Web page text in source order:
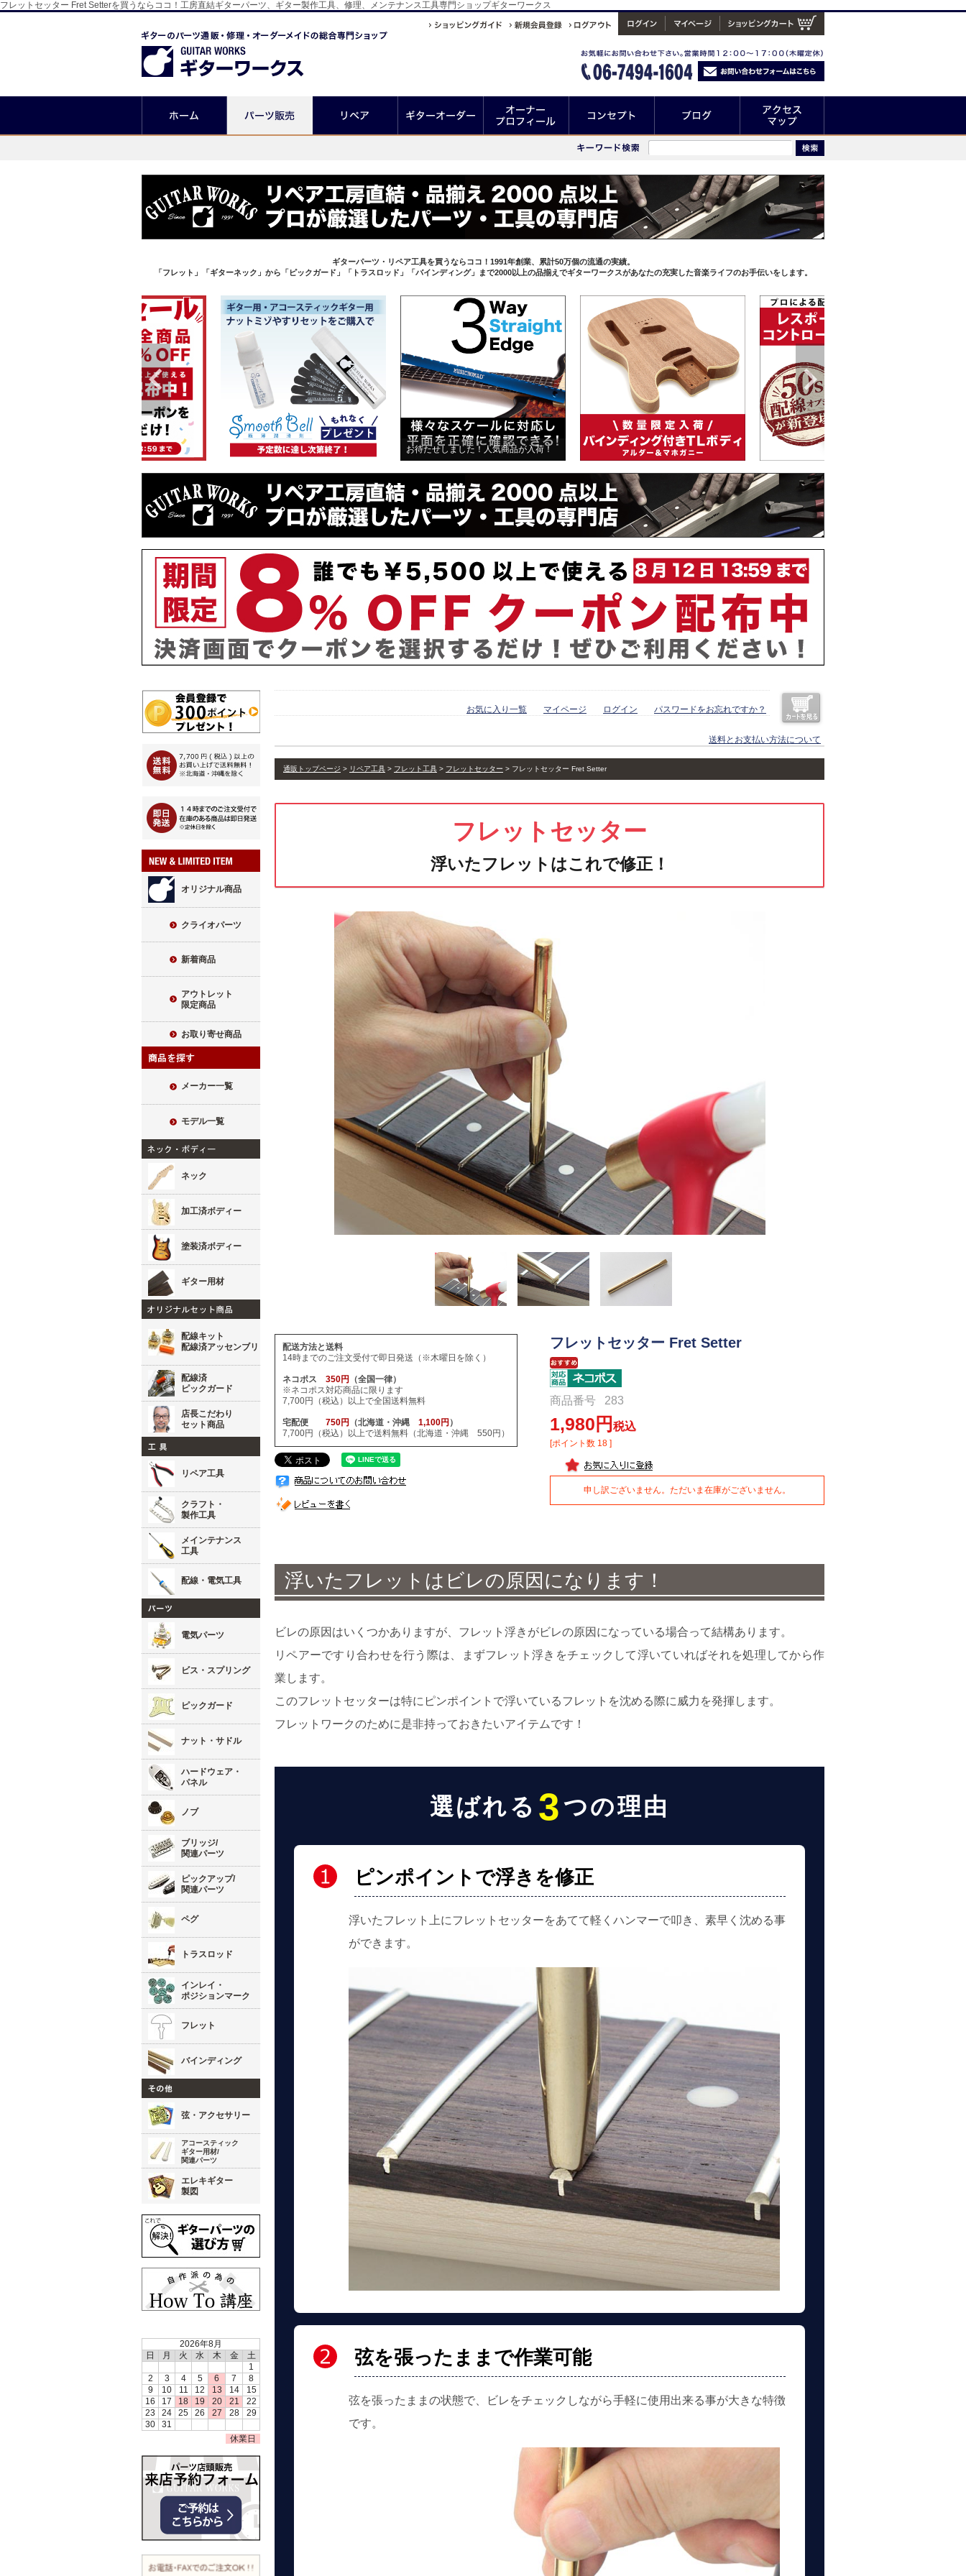
フレットセッター Fret Setterを買うならココ！工房直結ギターパーツ、ギター製作工具、修理、メンテナンス工具専門ショップギターワークス
ギターパーツ・リペア工具を買うならココ！1991年創業、累計50万個の流通の実績。
「フレット」「ギターネック」から「ピックガード」「トラスロッド」「バインディング」まで2000以上の品揃えでギターワークスがあなたの充実した音楽ライフのお手伝いをします。
お待たせしました！人気商品が入荷！
オリジナル商品
クライオパーツ
新着商品
アウトレット
限定商品
お取り寄せ商品
メーカー一覧
モデル一覧
ネック
加工済ボディー
塗装済ボディー
ギター用材
配線キット
配線済アッセンブリ
配線済
ピックガード
店長こだわり
セット商品
リペア工具
クラフト・
製作工具
メインテナンス
工具
配線・電気工具
電気パーツ
ビス・スプリング
ピックガード
ナット・サドル
ハードウェア・
パネル
ノブ
ブリッジ/
関連パーツ
ピックアップ/
関連パーツ
ペグ
トラスロッド
インレイ・
ポジションマーク
フレット
バインディング
弦・アクセサリー
アコースティック
ギター用材/
関連パーツ
エレキギター
製図
2026年8月
日
月 火 水 木 金
土
1
2
3 4 5 6 7
8
9
10 11 12 13 14
15
16
17 18 19 20 21
22
23
24 25 26 27 28
29
30
31
休業日
お気に入り一覧 マイページ ログイン パスワードをお忘れですか？
送料とお支払い方法について
通販トップページ リペア工具 フレット工具 フレットセッター フレットセッター Fret Setter
フレットセッター
浮いたフレットはこれで修正！
配送方法と送料
14時までのご注文受付で即日発送（※木曜日を除く）
ネコポス 350円
（全国一律）
※ネコポス対応商品に限ります
7,700円（税込）以上で全国送料無料
宅配便 750円 （北海道・沖縄 1,100円 ）
7,700円（税込）以上で送料無料（北海道・沖縄 550円）
フレットセッター Fret Setter
商品番号 283
1,980 税込
[ポイント数 18 ]
申し訳ございません。ただいま在庫がございません。
浮いたフレットはビレの原因になります！
ビレの原因はいくつかありますが、フレット浮きがビレの原因になっている場合って結構あります。
リペアーですり合わせを行う際は、まずフレット浮きをチェックして浮いていればそれを処理してから作
業します。
このフレットセッターは特にピンポイントで浮いているフレットを沈める際に威力を発揮します。
フレットワークのために是非持っておきたいアイテムです！
選ばれる 3つの理由
ピンポイントで浮きを修正
浮いたフレット上にフレットセッターをあてて軽くハンマーで叩き、素早く沈める事
ができます。
弦を張ったままで作業可能
弦を張ったままの状態で、ビレをチェックしながら手軽に使用出来る事が大きな特徴
です。